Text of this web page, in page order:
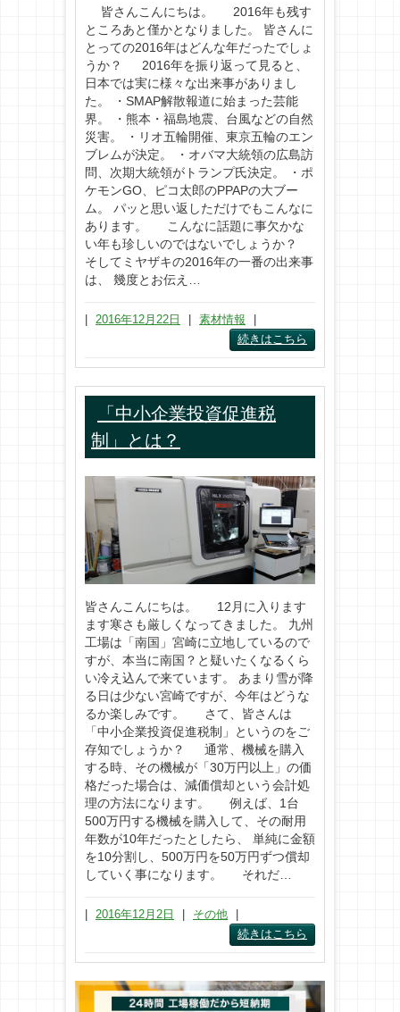
皆さんこんにちは。 2016年も残す
ところあと僅かとなりました。 皆さんに
とっての2016年はどんな年だったでしょ
うか？ 2016年を振り返って見ると、
日本では実に様々な出来事がありまし
た。 ・SMAP解散報道に始まった芸能
界。 ・熊本・福島地震、台風などの自然
災害。 ・リオ五輪開催、東京五輪のエン
ブレムが決定。 ・オバマ大統領の広島訪
問、次期大統領がトランプ氏決定。 ・ポ
ケモンGO、ピコ太郎のPPAPの大ブー
ム。 パッと思い返しただけでもこんなに
あります。 こんなに話題に事欠かな
い年も珍しいのではないでしょうか？
そしてミヤザキの2016年の一番の出来事
は、 幾度とお伝え…
2016年12月22日 素材情報
続きはこちら
「中小企業投資促進税
制」とは？
皆さんこんにちは。 12月に入ります
ます寒さも厳しくなってきました。 九州
工場は「南国」宮崎に立地しているので
すが、本当に南国？と疑いたくなるくら
い冷え込んで来ています。 あまり雪が降
る日は少ない宮崎ですが、今年はどうな
るか楽しみです。 さて、皆さんは
「中小企業投資促進税制」というのをご
存知でしょうか？ 通常、機械を購入
する時、その機械が「30万円以上」の価
格だった場合は、減価償却という会計処
理の方法になります。 例えば、1台
500万円する機械を購入して、その耐用
年数が10年だったとしたら、 単純に金額
を10分割し、500万円を50万円ずつ償却
していく事になります。 それだ…
2016年12月2日 その他
続きはこちら